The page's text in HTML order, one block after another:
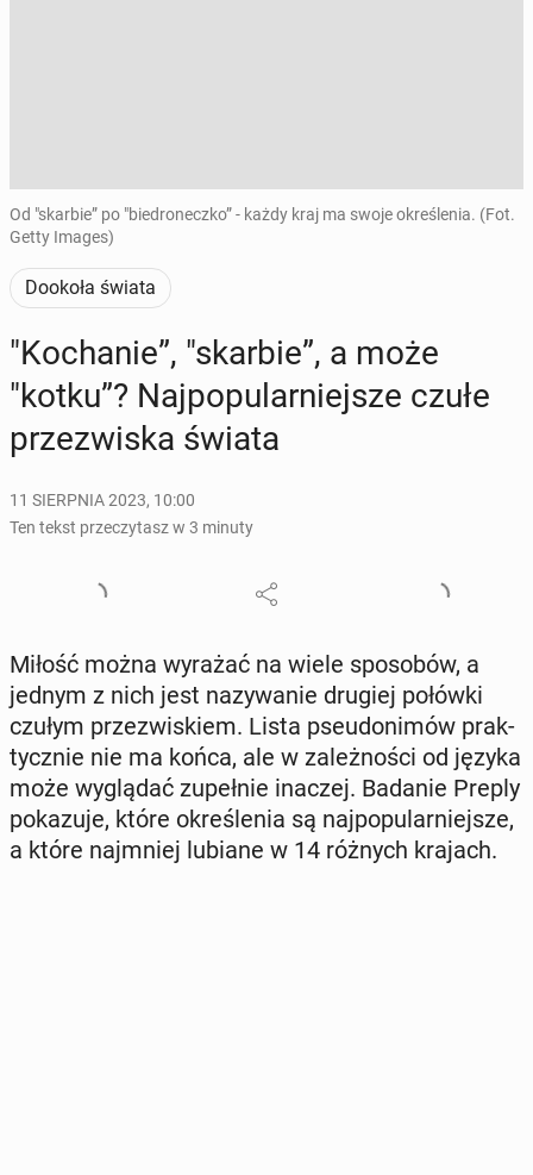
Od "skarbie” po "biedroneczko” - każdy kraj ma swoje określenia. (Fot.
Getty Images)
Dookoła świata
"Ko­cha­nie”, "skarbie”, a może
"kotku”? Naj­po­pu­lar­niej­sze czułe
prze­zwi­ska świata
11 SIERPNIA 2023, 10:00
Ten tekst przeczytasz w 3 minuty
Miłość można wyrażać na wiele spo­so­bów, a
jednym z nich jest na­zy­wa­nie drugiej połówki
czułym prze­zwi­skiem. Lista pseu­do­ni­mów prak­
tycz­nie nie ma końca, ale w za­leż­no­ści od języka
może wy­glą­dać zu­peł­nie inaczej. Badanie Preply
po­ka­zu­je, które okre­śle­nia są naj­po­pu­lar­niej­sze,
a które naj­mniej lubiane w 14 różnych krajach.